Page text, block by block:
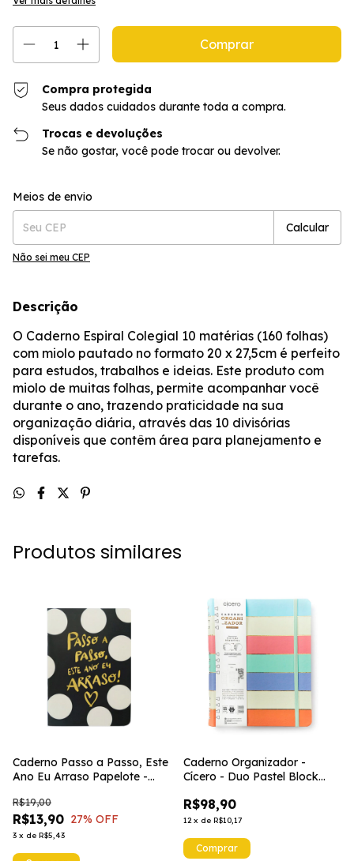
Compra protegida
Seus dados cuidados durante toda a compra.
Trocas e devoluções
Se não gostar, você pode trocar ou devolver.
Entregas para o CEP:
Meios de envio
Calcular
Não sei meu CEP
Descrição
O Caderno Espiral Colegial 10 matérias (160 folhas)
com miolo pautado no formato 20 x 27,5cm é perfeito
para estudos, trabalhos e ideias. Este produto com
miolo de muitas folhas, permite acompanhar você
durante o ano, trazendo praticidade na sua
organização diária, através das 10 divisórias
disponíveis que contêm área para planejamento e
tarefas.
Produtos similares
Caderno Passo a Passo, Este
Ano Eu Arraso Papelote -
R$13,90
R$19,00
27% OFF
3 x de R$5,43
Caderno Organizador -
Cícero - Duo Pastel Block
Listras
R$98,90
12 x de R$10,17